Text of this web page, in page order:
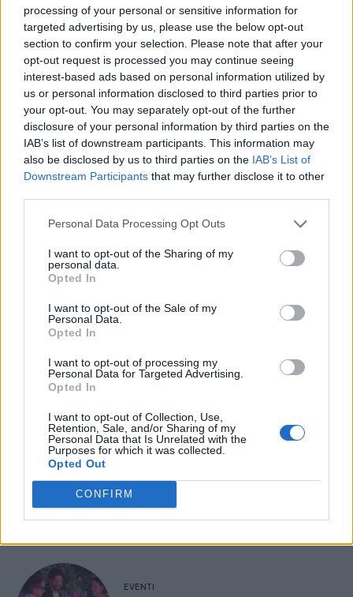
processing of your personal or sensitive information for
targeted advertising by us, please use the below opt-out
section to confirm your selection. Please note that after your
opt-out request is processed you may continue seeing
interest-based ads based on personal information utilized by
us or personal information disclosed to third parties prior to
your opt-out. You may separately opt-out of the further
disclosure of your personal information by third parties on the
IAB’s list of downstream participants. This information may
also be disclosed by us to third parties on the IAB’s List of
Downstream Participants that may further disclose it to other
Personal Data Processing Opt Outs
I want to opt-out of the Sharing of my
personal data.
Opted In
I want to opt-out of the Sale of my
Personal Data.
Opted In
I want to opt-out of processing my
Personal Data for Targeted Advertising.
Opted In
I want to opt-out of Collection, Use,
Retention, Sale, and/or Sharing of my
Personal Data that Is Unrelated with the
Purposes for which it was collected.
Opted Out
CONFIRM
- Advertisement -
- Advertisement -
- Advertisement -
Concerto di una notte di mezza estate a
Montecchio Maggiore, al Castello di
EVENTI
Ferragosto: Gallerie d’Italia Intesa
Sanpaolo di Vicenza aperte gratis
EVENTI